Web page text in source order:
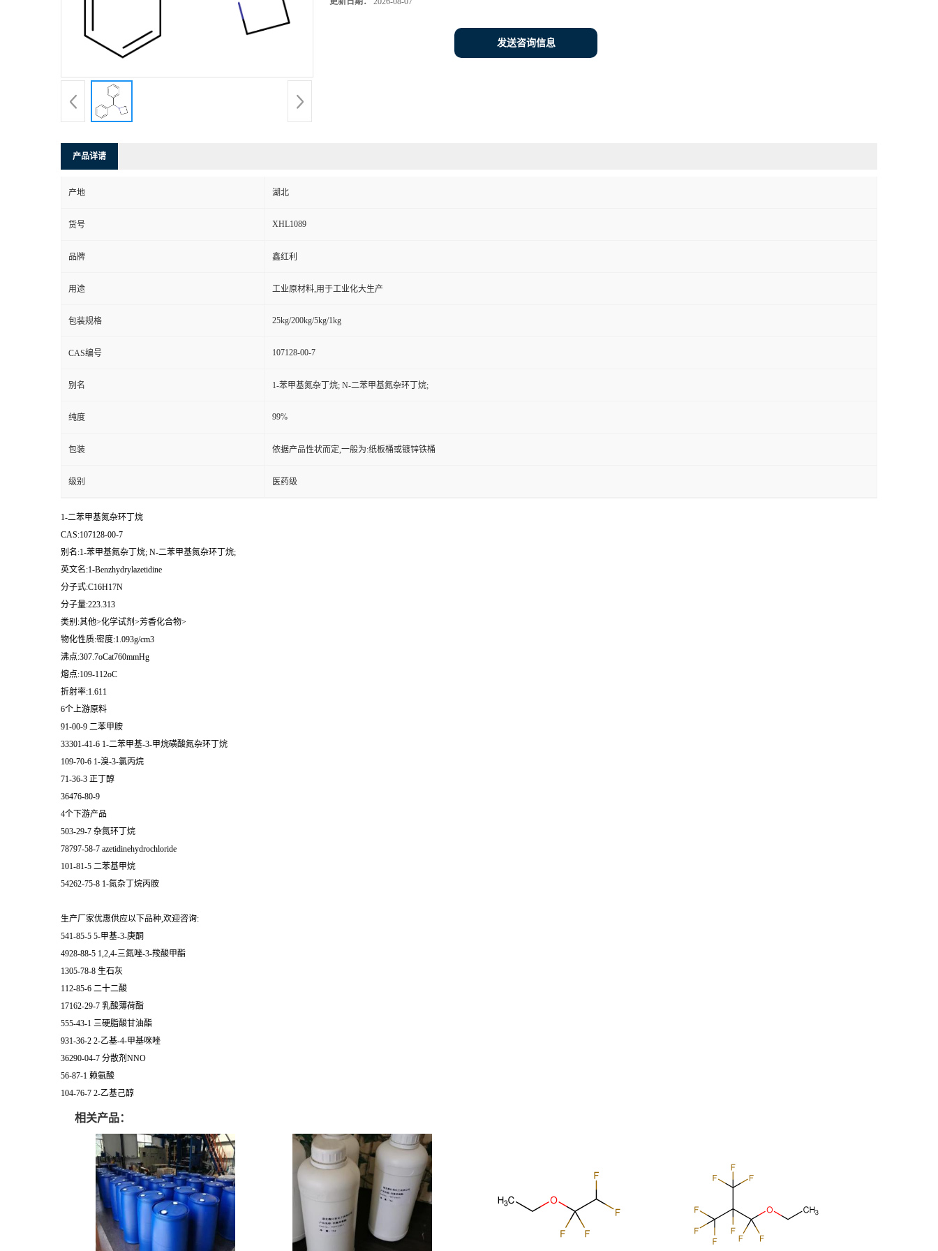
发送咨询信息
产品详请
产地 湖北
货号 XHL1089
品牌 鑫红利
用途 工业原材料,用于工业化大生产
包装规格 25kg/200kg/5kg/1kg
CAS编号 107128-00-7
别名 1-苯甲基氮杂丁烷; N-二苯甲基氮杂环丁烷;
纯度 99%
包装 依据产品性状而定,一般为:纸板桶或镀锌铁桶
级别 医药级
1-二苯甲基氮杂环丁烷
CAS:107128-00-7
别名:1-苯甲基氮杂丁烷; N-二苯甲基氮杂环丁烷;
英文名:1-Benzhydrylazetidine
分子式:C16H17N
分子量:223.313
类别:其他>化学试剂>芳香化合物>
物化性质:密度:1.093g/cm3
沸点:307.7oCat760mmHg
熔点:109-112oC
折射率:1.611
6个上游原料
91-00-9 二苯甲胺
33301-41-6 1-二苯甲基-3-甲烷磺酸氮杂环丁烷
109-70-6 1-溴-3-氯丙烷
71-36-3 正丁醇
36476-80-9
4个下游产品
503-29-7 杂氮环丁烷
78797-58-7 azetidinehydrochloride
101-81-5 二苯基甲烷
54262-75-8 1-氮杂丁烷丙胺
生产厂家优惠供应以下品种,欢迎咨询:
541-85-5 5-甲基-3-庚酮
4928-88-5 1,2,4-三氮唑-3-羧酸甲酯
1305-78-8 生石灰
112-85-6 二十二酸
17162-29-7 乳酸薄荷酯
555-43-1 三硬脂酸甘油酯
931-36-2 2-乙基-4-甲基咪唑
36290-04-7 分散剂NNO
56-87-1 赖氨酸
104-76-7 2-乙基己醇
相关产品：